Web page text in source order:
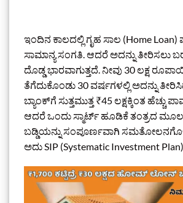
ಇಂದಿನ ಕಾಲದಲ್ಲಿ ಗೃಹ ಸಾಲ (Home
ಸಾಮಾನ್ಯ ಸಂಗತಿ. ಆದರೆ ಅದನ್ನು ತೀರಿಸಲು
ದೊಡ್ಡ ಭಾರವಾಗುತ್ತದೆ. ನೀವು 30 ಲಕ್ಷ
ತೆಗೆದುಕೊಂಡು 30 ವರ್ಷಗಳಲ್ಲಿ ಅದನ್ನು
ಬ್ಯಾಂಕ್‌ಗೆ ಸುತ್ತಮುತ್ತ ₹45 ಲಕ್ಷಕ್ಕಿಂತ ಹೆಚ್ಚು
ಆದರೆ ಒಂದು ಸ್ಮಾರ್ಟ್ ಹೂಡಿಕೆ ತಂತ್ರದ
ಬಡ್ಡಿಯನ್ನು ಸಂಪೂರ್ಣವಾಗಿ
ಅದು SIP (Systematic Investment